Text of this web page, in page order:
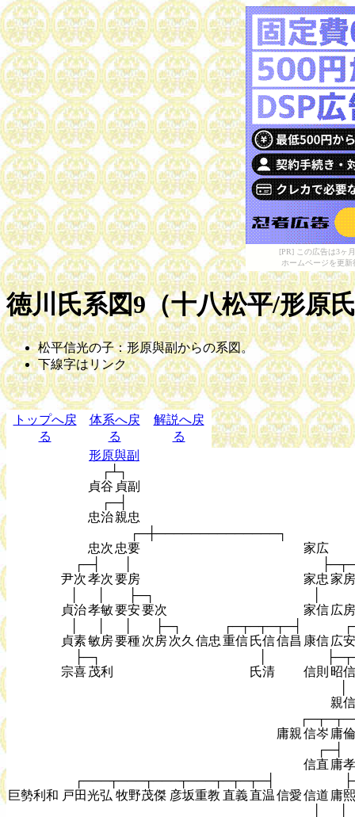
[PR] この広告は3ヶ
ホームページを更
徳川氏系図9（十八松平/形原
松平信光の子：形原與副からの系図。
下線字はリンク
トップへ戻
る
体系へ戻
る
解説へ戻
る
形原與副
┌┴┐
貞谷 貞副
┌─┤
忠治親忠
┌─┼──────────────┐
忠次 忠要
家広
┌─┤
尹次孝次要房 家忠 家房
├─┐
貞治孝敏要安要次 家信 広房
├─┐ ┌─┬─┬─┬─┤
貞素敏房要種次房次久 信忠 重信氏信信昌 康信 広安
├─┐
宗喜茂利 氏清 信則 昭信
親信
庸親信岑 庸倫
┌─┤
信直 庸孝
┌───┬───┬───┬───┬─┬─┬─┤
巨勢利和 戸田光弘 牧野茂傑 彦坂重教 直義直温信愛信道 庸熙